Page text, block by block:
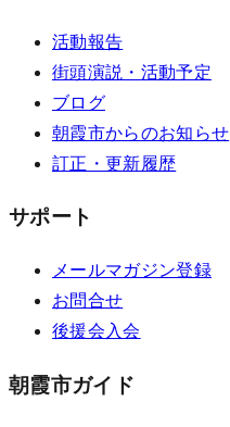
活動報告
街頭演説・活動予定
ブログ
朝霞市からのお知らせ
訂正・更新履歴
サポート
メールマガジン登録
お問合せ
後援会入会
朝霞市ガイド